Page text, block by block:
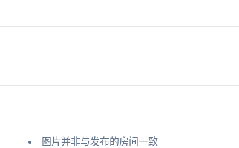
图片并非与发布的房间一致